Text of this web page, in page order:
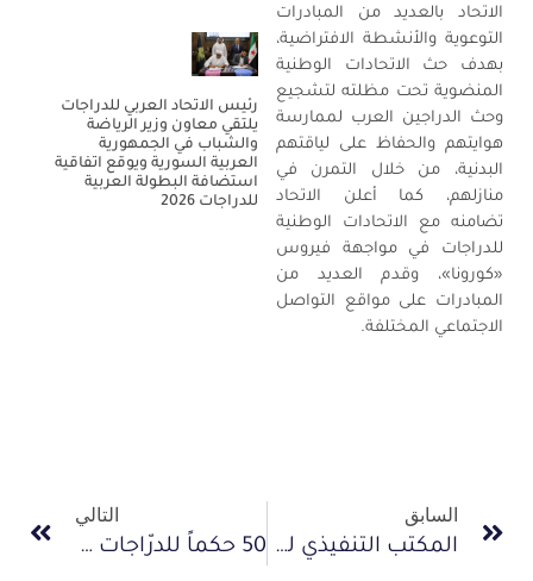
الاتحاد بالعديد من المبادرات
التوعوية والأنشطة الافتراضية،
بهدف حث الاتحادات الوطنية
المنضوية تحت مظلته لتشجيع
وحث الدراجين العرب لممارسة
هوايتهم والحفاظ على لياقتهم
البدنية، من خلال التمرن في
منازلهم، كما أعلن الاتحاد
تضامنه مع الاتحادات الوطنية
للدراجات في مواجهة فيروس
«كورونا»، وقدم العديد من
المبادرات على مواقع التواصل
الاجتماعي المختلفة.
رئيس الاتحاد العربي للدراجات
يلتقي معاون وزير الرياضة
والشباب في الجمهورية
العربية السورية ويوقع اتفاقية
استضافة البطولة العربية
للدراجات 2026
السابق
المكتب التنفيذي للاتحاد العربي للدراجات يجتمع عن بعد السبت المقبل
التالي
50 حكماً للدرّاجات في أمسية رمضانية